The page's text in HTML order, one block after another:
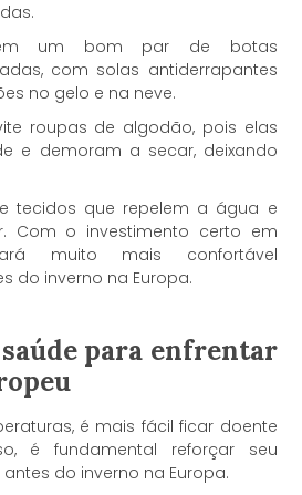
um bom par de botas
com solas antiderrapantes
no gelo e na neve.
roupas de algodão, pois elas
e demoram a secar, deixando
tecidos que repelem a água e
Com o investimento certo em
muito mais confortável
do inverno na Europa.
para enfrentar
é mais fácil ficar doente
é fundamental reforçar seu
do inverno na Europa.